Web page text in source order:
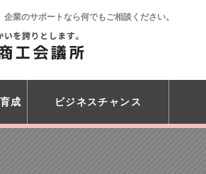
業のサポートなら何でもご相談ください。
成 ビジネスチャンス